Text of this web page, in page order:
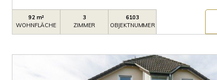
92 m²
WOHNFLÄCHE
3
ZIMMER
6103
OBJEKTNUMMER